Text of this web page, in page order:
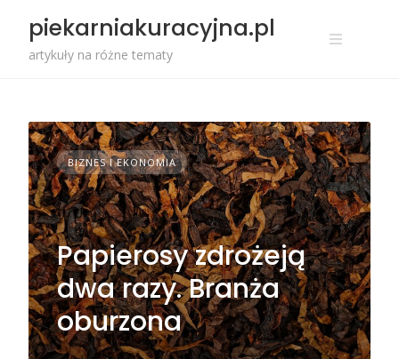
treści
piekarniakuracyjna.pl
artykuły na różne tematy
BIZNES I EKONOMIA
Papierosy zdrożeją
dwa razy. Branża
oburzona